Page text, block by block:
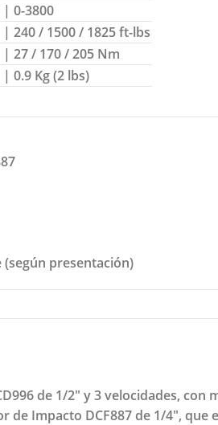
| 0-3800
| 240 / 1500 / 1825 ft-lbs
| 27 / 170 / 205 Nm
| 0.9 Kg (2 lbs)
presentación)
de 1/2" y 3 velocidades,
Impacto DCF887 de 1/4",